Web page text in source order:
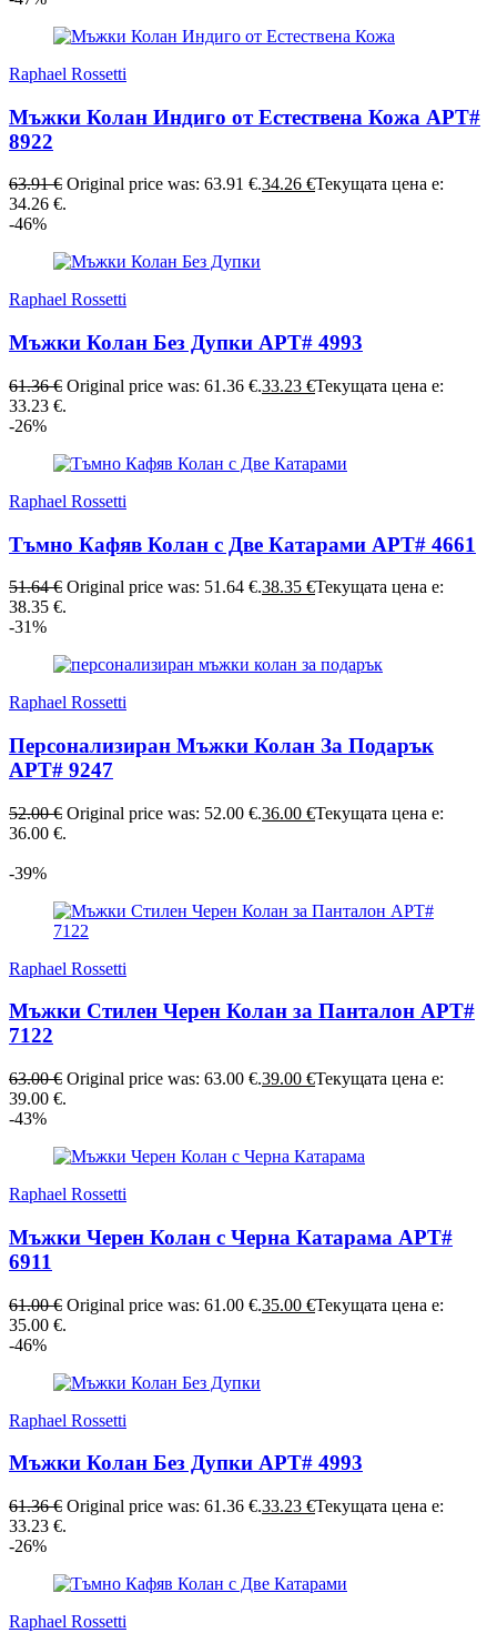
Raphael Rossetti
Мъжки Колан Индиго от Естествена Кожа АРТ#
8922
63.91€ Original price was: 63.91 €.34.26 €Текущата цена е:
34.26 €.
-46%
Raphael Rossetti
Мъжки Колан Без Дупки АРТ# 4993
61.36€ Original price was: 61.36 €.33.23 €Текущата цена е:
33.23 €.
-26%
Raphael Rossetti
Тъмно Кафяв Колан с Две Катарами АРТ# 4661
51.64€ Original price was: 51.64 €.38.35 €Текущата цена е:
38.35 €.
-31%
Raphael Rossetti
Персонализиран Мъжки Колан За Подарък
АРТ# 9247
52.00€ Original price was: 52.00 €.36.00 €Текущата цена е:
36.00 €.
-39%
Raphael Rossetti
Мъжки Стилен Черен Колан за Панталон АРТ#
7122
63.00€ Original price was: 63.00 €.39.00 €Текущата цена е:
39.00 €.
-43%
Raphael Rossetti
Мъжки Черен Колан с Черна Катарама АРТ#
6911
61.00€ Original price was: 61.00 €.35.00 €Текущата цена е:
35.00 €.
-46%
Raphael Rossetti
Мъжки Колан Без Дупки АРТ# 4993
61.36€ Original price was: 61.36 €.33.23 €Текущата цена е:
33.23 €.
-26%
Raphael Rossetti